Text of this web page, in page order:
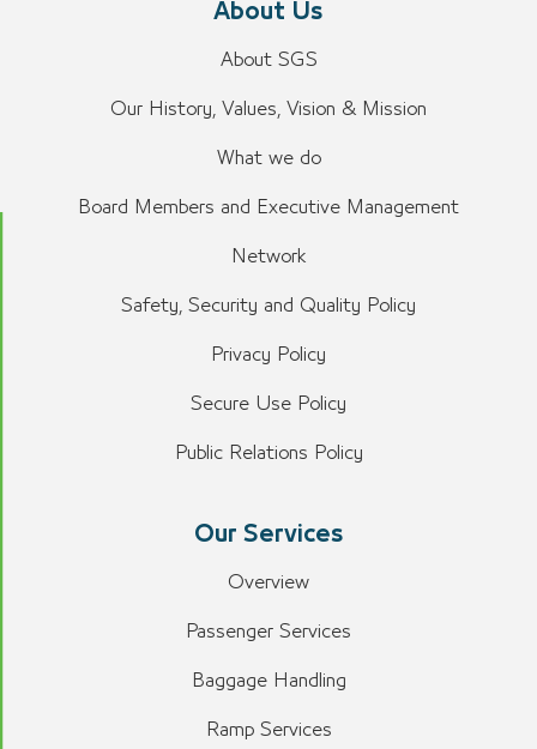
About Us
About SGS
Our History, Values, Vision & Mission
What we do
Board Members and Executive Management
Network
Safety, Security and Quality Policy
Privacy Policy
Secure Use Policy
Public Relations Policy
Our Services
Overview
Passenger Services
Baggage Handling
Ramp Services